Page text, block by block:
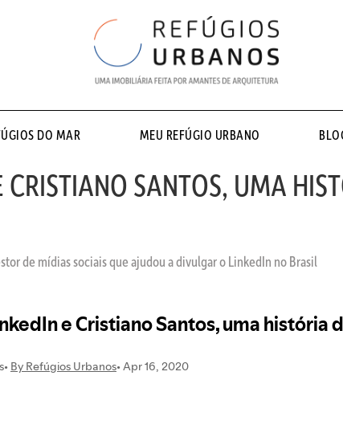
DO MAR MEU REFÚGIO URBANO
CRISTIANO SANTOS, UMA
de mídias sociais que ajudou a divulgar o LinkedIn no Brasil